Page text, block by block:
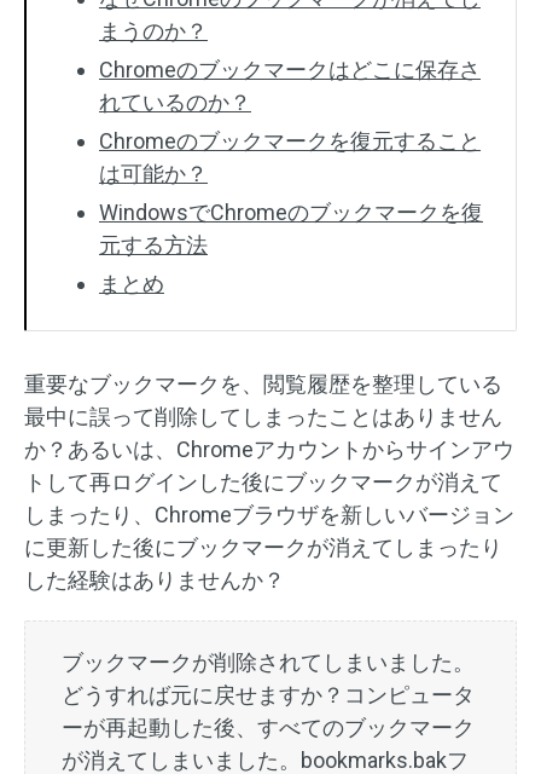
まうのか？
Chromeのブックマークはどこに保存さ
れているのか？
Chromeのブックマークを復元すること
は可能か？
WindowsでChromeのブックマークを復
元する方法
まとめ
重要なブックマークを、閲覧履歴を整理している
最中に誤って削除してしまったことはありません
か？あるいは、Chromeアカウントからサインアウ
トして再ログインした後にブックマークが消えて
しまったり、Chromeブラウザを新しいバージョン
に更新した後にブックマークが消えてしまったり
した経験はありませんか？
ブックマークが削除されてしまいました。
どうすれば元に戻せますか？コンピュータ
ーが再起動した後、すべてのブックマーク
が消えてしまいました。bookmarks.bakフ